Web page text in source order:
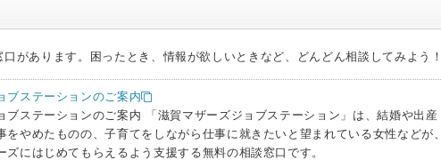
があります。困ったとき、情報が欲しいときなど、どんどん相談してみよう！
ブステーションのご案内
ブステーションのご案内 「滋賀マザーズジョブステーション」は、結婚や出産
をやめたものの、子育てをしながら仕事に就きたいと望まれている女性などが、
ズにはじめてもらえるよう支援する無料の相談窓口です。